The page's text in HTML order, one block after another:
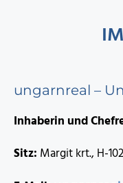
ungarnreal –
Inhaberin und
Sitz: Margit krt., H-